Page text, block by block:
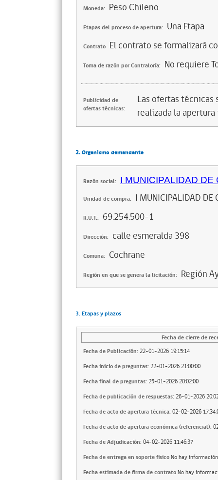
Moneda: Peso Chileno
Etapas del proceso de apertura: Una Etapa
Contrato El contrato se formalizará
Toma de razón por Contraloría: No requiere
Publicidad de
ofertas técnicas:
Las ofertas
realizada la
2. Organismo demandante
Razón social: I MUNICIPALIDAD DE
Unidad de compra: I MUNICIPALIDAD DE
R.U.T.: 69.254.500-1
Dirección: calle esmeralda 398
Comuna: Cochrane
Región en que se genera la licitación: Región
3. Etapas y plazos
Fecha de cierre de
Fecha de Publicación: 22-01-2026 19:15:14
Fecha inicio de preguntas: 22-01-2026 21:00:00
Fecha final de preguntas: 25-01-2026 20:02:00
Fecha de publicación de respuestas: 26-01-2026
Fecha de acto de apertura técnica: 02-02-2026
Fecha de acto de apertura económica (referencial):
Fecha de Adjudicación: 04-02-2026 11:46:37
Fecha de entrega en soporte fisicoNo hay información
Fecha estimada de firma de contratoNo hay